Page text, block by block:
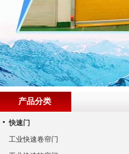
产品分类
快速门
工业快速卷帘门